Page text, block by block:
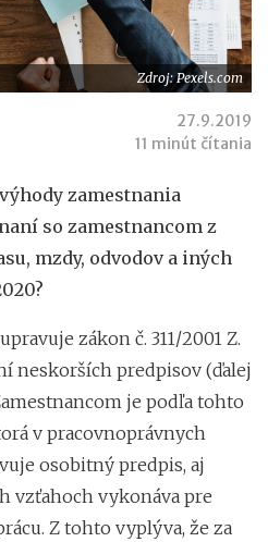
Zdroj: Pexels.com
27.9.2019
11 minút čítania
zamestnania
so zamestnancom z
mzdy, odvodov a iných
zákon č. 311/2001 Z.
neskorších predpisov (ďalej
je podľa tohto
v pracovnoprávnych
osobitný predpis, aj
vzťahoch vykonáva pre
Z tohto vyplýva, že za